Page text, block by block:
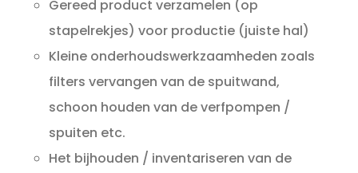
Gereed product verzamelen (op
stapelrekjes) voor productie (juiste hal)
Kleine onderhoudswerkzaamheden zoals
filters vervangen van de spuitwand,
schoon houden van de verfpompen /
spuiten etc.
Het bijhouden / inventariseren van de